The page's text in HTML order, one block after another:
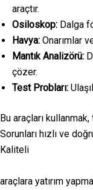
araçtır.
Osiloskop: Dalga
Havya: Onarımlar
Mantık Analizörü:
çözer.
Test Probları:
Bu araçları
Sorunları hızlı ve
Kaliteli
araçlara yatırım